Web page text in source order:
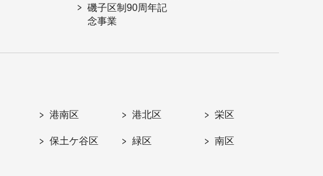
磯子区制90周年記
念事業
港南区 港北区 栄区
保土ケ谷区 緑区 南区